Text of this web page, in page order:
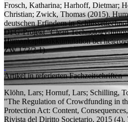
Frosch, Katharina; Harhoff, Dietmar;
Christian; Zwick, Thomas(2015).
deutschen Erfindern in
DFG-Projekt ”Clean Technology-
Humankapitalakkumulation bei
ZW 172/2-1).
Artikel in referierten Fachzeitschriften
Klöhn, Lars; Hornuf, Lars; Schilling,
"The Regulation of Crowdfunding in
Protection Act: Content,
Rivista del Diritto Societario, 2015 (4),